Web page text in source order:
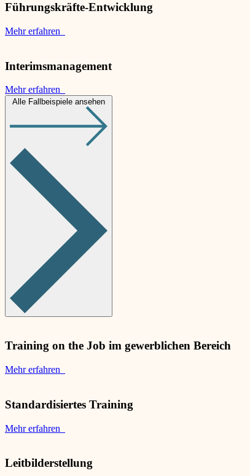
Führungskräfte-Entwicklung
Mehr erfahren
Interimsmanagement
Mehr erfahren
Alle Fallbeispiele ansehen
Training on the Job im gewerblichen Bereich
Mehr erfahren
Standardisiertes Training
Mehr erfahren
Leitbilderstellung